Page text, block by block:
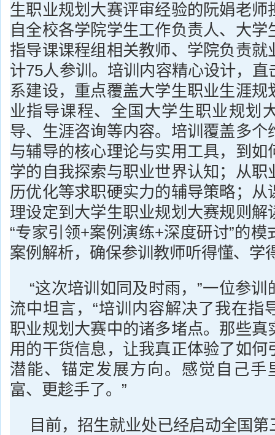
生职业规划大赛评审经验的阮娟老师
自全校各学院学生工作负责人、大学
指导课课程组相关教师、学院负责就
计75人参训。培训内容精心设计，直
系建设，重点覆盖大学生职业生涯规
业指导课程、全国大学生职业规划
导、生涯咨询等内容。培训覆盖多个
与辅导的核心理论与实用工具，到如
学的自我探索与职业世界认知；从职
历优化等求职硬实力的辅导策略；从
理设定到大学生职业规划大赛规则解
“专家引领+案例演练+深度研讨”的
案例解析，确保参训教师听得懂、学
“这次培训如同及时雨，”一位参
流中坦言，“培训内容解决了我在指
职业规划大赛中的诸多堵点。那些真
用的干货信息，让我真正体验了如何
潜能、锚定发展方向。感觉自己手
富、更趁手了。”
目前，招生就业处已经启动全国